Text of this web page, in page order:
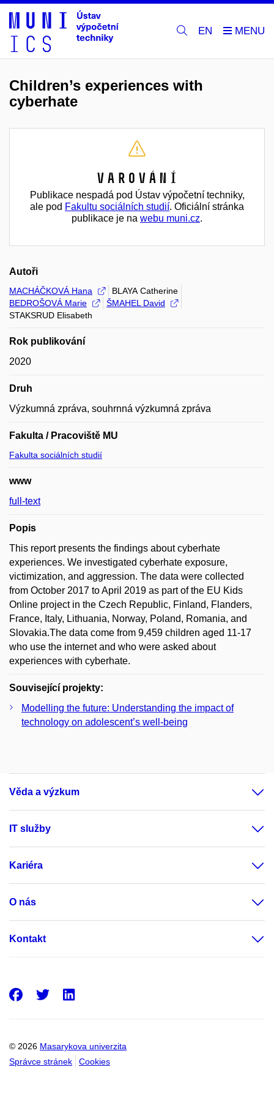
EN
Children’s experiences with
cyberhate
Varování
Publikace nespadá pod Ústav výpočetní techniky,
ale pod Fakultu sociálních studií. Oficiální stránka
publikace je na webu muni.cz.
Autoři
MACHÁČKOVÁ Hana
BLAYA Catherine
BEDROŠOVÁ Marie
ŠMAHEL David
STAKSRUD Elisabeth
Rok publikování
2020
Druh
Výzkumná zpráva, souhrnná výzkumná zpráva
Fakulta / Pracoviště MU
Fakulta sociálních studií
www
full-text
Popis
This report presents the findings about cyberhate
experiences. We investigated cyberhate exposure,
victimization, and aggression. The data were collected
from October 2017 to April 2019 as part of the EU Kids
Online project in the Czech Republic, Finland, Flanders,
France, Italy, Lithuania, Norway, Poland, Romania, and
Slovakia.The data come from 9,459 children aged 11-17
who use the internet and who were asked about
experiences with cyberhate.
Související projekty:
Modelling the future: Understanding the impact of
technology on adolescent’s well-being
Věda a výzkum
IT služby
Kariéra
O nás
Kontakt
© 2026 Masarykova univerzita
Správce stránek
Cookies
Facebook
Twitter